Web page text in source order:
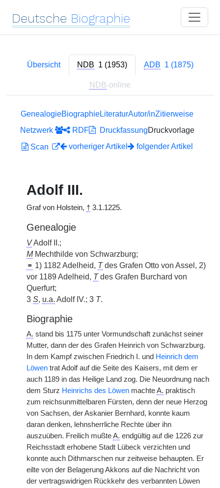
Deutsche Biographie
Übersicht NDB 1 (1953) ADB 1 (1875)
NDB-online
GenealogieBiographieLiteraturAutor/inZitierweise
Netzwerk
RDF DruckfassungDruckvorlage
Scan
vorheriger Artikel folgender Artikel
Adolf III.
Graf von Holstein, † 3.1.1225.
Genealogie
VAdolf II.;
MMechthilde von Schwarzburg;
⚭ 1) 1182 Adelheid, Tdes Grafen Otto von Assel, 2)
vor 1189 Adelheid, Tdes Grafen Burchard von
Querfurt;
3 S, u.a. Adolf IV.; 3 T.
Biographie
A. stand bis 1175 unter Vormundschaft zunächst seiner
Mutter, dann der des Grafen Heinrich von Schwarzburg.
In dem Kampf zwischen Friedrich I. und Heinrich dem
Löwen trat Adolf auf die Seite des Kaisers, mit dem er
auch 1189 in das Heilige Land zog. Die Neuordnung nach
dem Sturz Heinrichs des Löwen machteA. praktisch
zum reichsunmittelbaren Fürsten, denn der neue Herzog
von Sachsen, der Askanier Bernhard, konnte kaum
daran denken, lehnsherrliche Rechte über ihn
auszuüben. Freilich mußteA. endgültig auf die 1226 zur
Reichsstadt erhobene Stadt Lübeck verzichten und
konnte auch Dithmarschen nur zeitweise behaupten. Er
eilte von der Belagerung Akkons auf die Nachricht von
der vertragswidrigen Rückkehr des verbannten Löwen